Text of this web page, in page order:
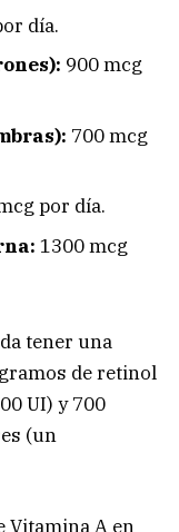
día.
900 mcg
700 mcg
por día.
1300 mcg
tener una
de retinol
UI) y 700
(un
Vitamina A en